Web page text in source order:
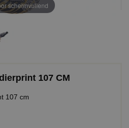
schermvullend
107 CM
107 cm